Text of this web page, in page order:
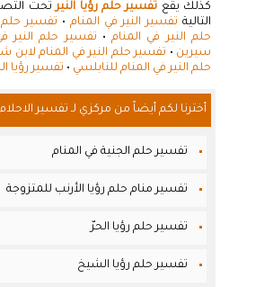
كذلك يقع تفسير حلم رؤيا النيرتحت
التالية تفسير النير في المنام • تفسير حلم
حلم النير في المنام• تفسير حلم النير
سيرين • تفسير حلم النير في المنام لابن
حلم النير في المنام للنابلسي • تفسير رؤيا
أخترنا لكم أيضاً من مركزي لـ تفسير
تفسير حلم الجنية في المنام
تفسير منام حلم رؤيا الأرنب للمتزوجة
تفسير حلم رؤيا الحرّ
تفسير حلم رؤيا الشيخ